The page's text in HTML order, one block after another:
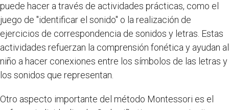
puede hacer a través de actividades prácticas, como el
juego de "identificar el sonido" o la realización de
ejercicios de correspondencia de sonidos y letras. Estas
actividades refuerzan la comprensión fonética y ayudan al
niño a hacer conexiones entre los símbolos de las letras y
los sonidos que representan.
Otro aspecto importante del método Montessori es el